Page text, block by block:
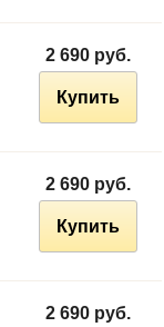
2 690 руб.
Купить
2 690 руб.
Купить
2 690 руб.